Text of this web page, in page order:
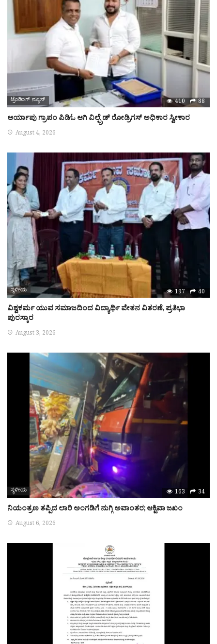
ಟ್ರೆಂಡಿಂಗ್ ನ್ಯೂಸ್ 410 88
ಆರ್ಯಾಪು ಗ್ರಾಪಂ ಪಿಡಿಓ ಆಗಿ ವಿಲ್ಫ್ರೆಡ್ ರೋಡ್ರಿಗಸ್ ಅಧಿಕಾರ ಸ್ವೀಕಾರ
August 4, 2026
ಸ್ಥಳೀಯ 197 40
ವಿಶ್ವಕರ್ಮ ಯುವ ಸಮಾಜದಿಂದ ವಿದ್ಯಾರ್ಥಿ ವೇತನ ವಿತರಣೆ, ಪ್ರತಿಭಾ
ಪುರಸ್ಕಾರ
August 3, 2026
ಸ್ಥಳೀಯ 163 34
ನಿಯಂತ್ರಣ ತಪ್ಪಿದ ಲಾರಿ ಅಂಗಡಿಗೆ ನುಗ್ಗಿ ಅವಾಂತರ; ಆಕ್ಟಿವಾ ಜಖಂ
August 6, 2026